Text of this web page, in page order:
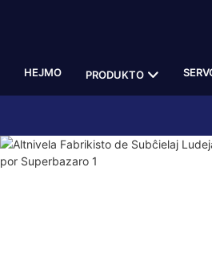
HEJMO PRODUKTO